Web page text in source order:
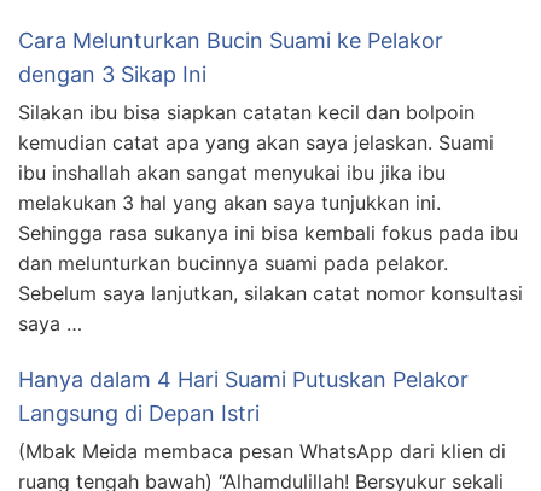
Cara Melunturkan Bucin Suami ke Pelakor
dengan 3 Sikap Ini
Silakan ibu bisa siapkan catatan kecil dan bolpoin
kemudian catat apa yang akan saya jelaskan. Suami
ibu inshallah akan sangat menyukai ibu jika ibu
melakukan 3 hal yang akan saya tunjukkan ini.
Sehingga rasa sukanya ini bisa kembali fokus pada ibu
dan melunturkan bucinnya suami pada pelakor.
Sebelum saya lanjutkan, silakan catat nomor konsultasi
saya …
Hanya dalam 4 Hari Suami Putuskan Pelakor
Langsung di Depan Istri
(Mbak Meida membaca pesan WhatsApp dari klien di
ruang tengah bawah) “Alhamdulillah! Bersyukur sekali